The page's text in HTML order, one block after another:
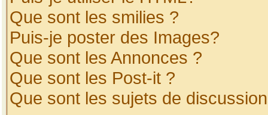
Que sont les smilies ?
Puis-je poster des Images?
Que sont les Annonces ?
Que sont les Post-it ?
Que sont les sujets de